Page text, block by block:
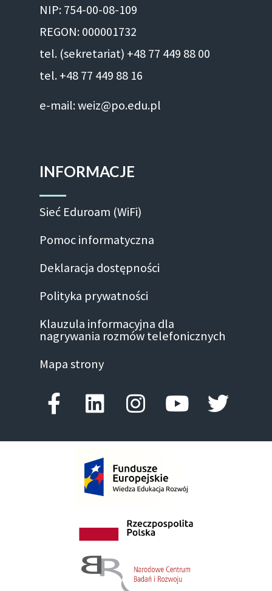
NIP: 754-00-08-109
REGON: 000001732
tel. (sekretariat) +48 77 449 88 00
tel. +48 77 449 88 16
e-mail: weiz@po.edu.pl
INFORMACJE
Sieć Eduroam (WiFi)
Pomoc informatyczna
Deklaracja dostępności
Polityka prywatności
Klauzula informacyjna dla
nagrywania rozmów telefonicznych
Mapa strony
Facebook-f
LinkedinInstagram
Youtube